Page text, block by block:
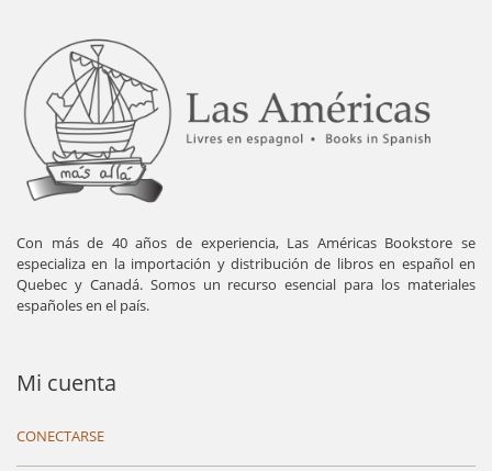
Con más de 40 años de experiencia, Las Américas Bookstore se
especializa en la importación y distribución de libros en español en
Quebec y Canadá. Somos un recurso esencial para los materiales
españoles en el país.
Mi cuenta
CONECTARSE